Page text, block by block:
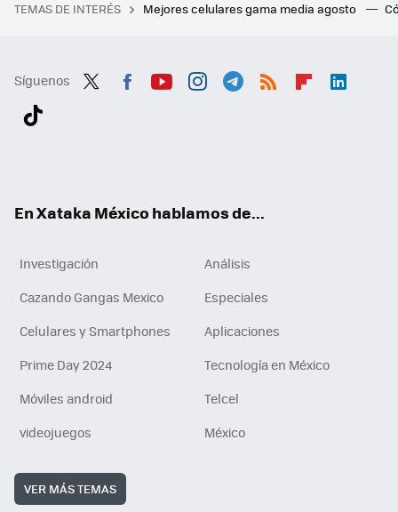
TEMAS DE INTERÉS Mejores celulares gama media agosto
Síguenos
En Xataka México hablamos de...
Investigación
Análisis
Cazando Gangas Mexico
Especiales
Celulares y Smartphones
Aplicaciones
Prime Day 2024
Tecnología en México
Móviles android
Telcel
videojuegos
México
VER MÁS TEMAS